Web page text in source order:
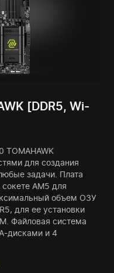
[DDR5, Wi-
TOMAHAWK
для создания
задачи. Плата
AM5 для
объем ОЗУ
для ее установки
Файловая система
дисками и 4